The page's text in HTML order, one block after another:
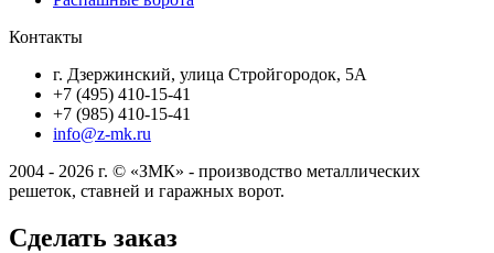
Контакты
г. Дзержинский, улица Стройгородок, 5А
+7 (495) 410-15-41
+7 (985) 410-15-41
info@z-mk.ru
2004 - 2026 г. © «ЗМК» - производство металлических
решеток, ставней и гаражных ворот.
Сделать заказ